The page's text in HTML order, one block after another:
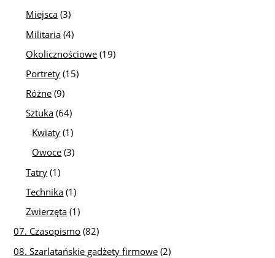
Miejsca (3)
Militaria (4)
Okolicznościowe (19)
Portrety (15)
Różne (9)
Sztuka (64)
Kwiaty (1)
Owoce (3)
Tatry (1)
Technika (1)
Zwierzęta (1)
07. Czasopismo (82)
08. Szarlatańskie gadżety firmowe (2)